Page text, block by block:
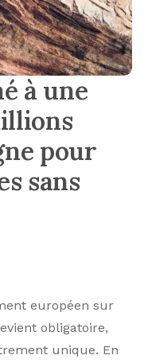
à une
pour
sans
européen sur
obligatoire,
unique. En